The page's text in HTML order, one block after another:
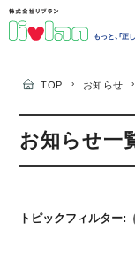
もっと、「正
TOP › お知らせ ›
お知らせ一
トピックフィルター: